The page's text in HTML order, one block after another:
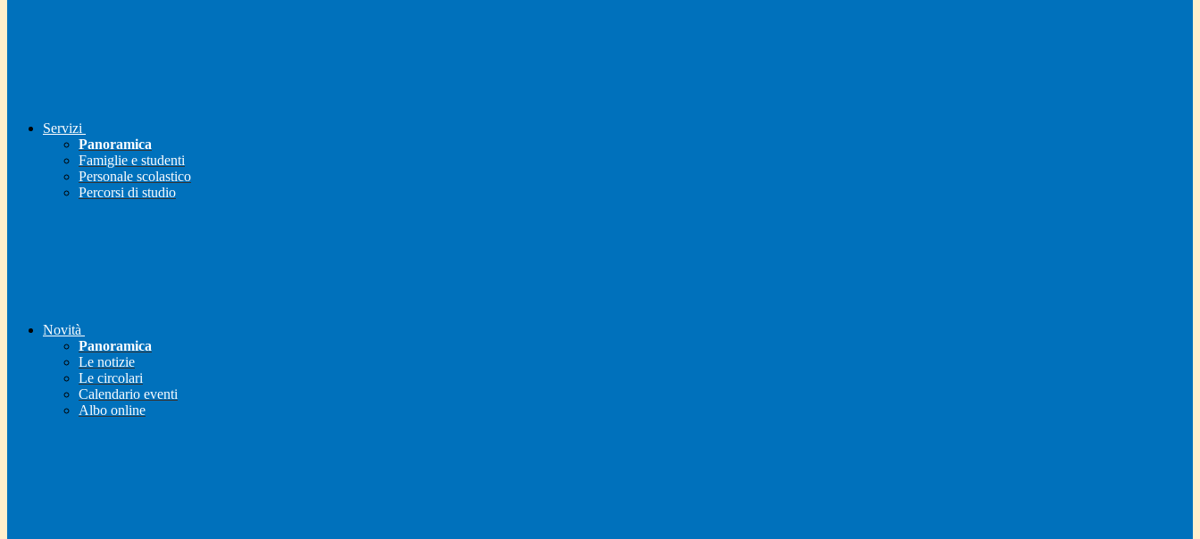
Servizi
Panoramica
Famiglie e studenti
Personale scolastico
Percorsi di studio
Novità
Panoramica
Le notizie
Le circolari
Calendario eventi
Albo online